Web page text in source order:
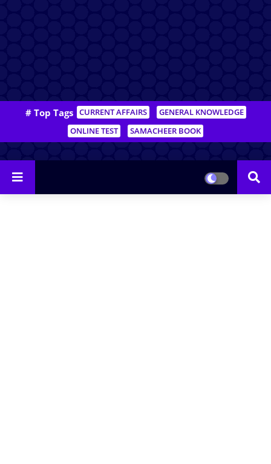
# Top Tags CURRENT AFFAIRS
GENERAL KNOWLEDGE
ONLINE TEST
SAMACHEER BOOK